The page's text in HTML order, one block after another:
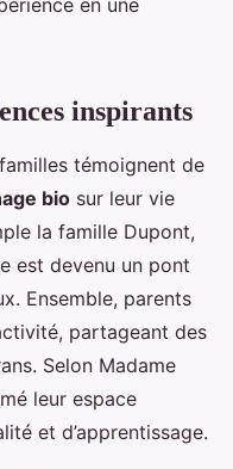
inspirants
témoignent de
bio sur leur vie
la famille Dupont,
est devenu un pont
Ensemble, parents
partageant des
Selon Madame
leur espace
et d’apprentissage.